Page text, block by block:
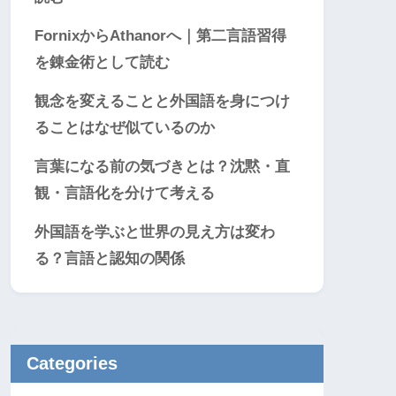
FornixからAthanorへ｜第二言語習得
を錬金術として読む
観念を変えることと外国語を身につけ
ることはなぜ似ているのか
言葉になる前の気づきとは？沈黙・直
観・言語化を分けて考える
外国語を学ぶと世界の見え方は変わ
る？言語と認知の関係
Categories